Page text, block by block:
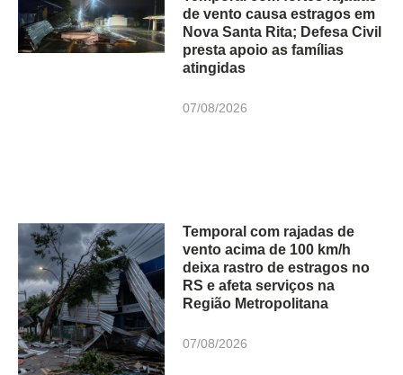
de vento causa estragos em
Nova Santa Rita; Defesa Civil
presta apoio as famílias
atingidas
07/08/2026
Temporal com rajadas de
vento acima de 100 km/h
deixa rastro de estragos no
RS e afeta serviços na
Região Metropolitana
07/08/2026